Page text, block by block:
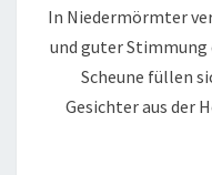
In Niedermörmter
und guter Stimmung
Scheune füllen
Gesichter aus der